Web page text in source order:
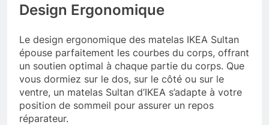
Design Ergonomique
Le design ergonomique des matelas IKEA Sultan
épouse parfaitement les courbes du corps, offrant
un soutien optimal à chaque partie du corps. Que
vous dormiez sur le dos, sur le côté ou sur le
ventre, un matelas Sultan d’IKEA s’adapte à votre
position de sommeil pour assurer un repos
réparateur.